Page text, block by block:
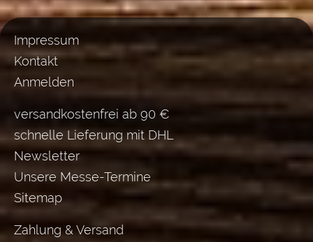
Impressum
Kontakt
Anmelden
versandkostenfrei ab 90 €
schnelle Lieferung mit DHL
Newsletter
Unsere Messe-Termine
Sitemap
Zahlung & Versand